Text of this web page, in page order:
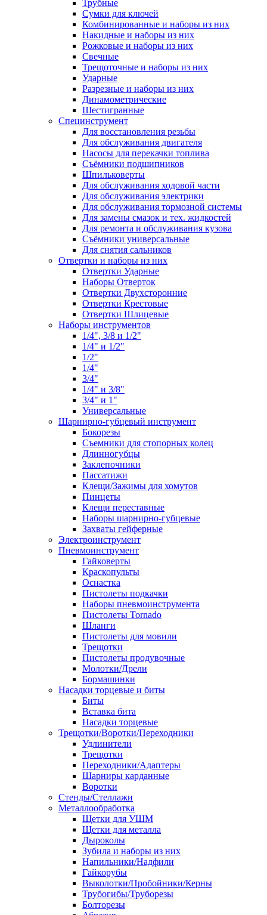
Трубные
Сумки для ключей
Комбинированные и наборы из них
Накидные и наборы из них
Рожковые и наборы из них
Свечные
Трещоточные и наборы из них
Ударные
Разрезные и наборы из них
Динамометрические
Шестигранные
Специнструмент
Для восстановления резьбы
Для обслуживания двигателя
Насосы для перекачки топлива
Съёмники подшипников
Шпильковерты
Для обслуживания ходовой части
Для обслуживания электрики
Для обслуживания тормозной системы
Для замены смазок и тех. жидкостей
Для ремонта и обслуживания кузова
Съёмники универсальные
Для снятия сальников
Отвертки и наборы из них
Отвертки Ударные
Наборы Отверток
Отвертки Двухсторонние
Отвертки Крестовые
Отвертки Шлицевые
Наборы инструментов
1/4", 3/8 и 1/2"
1/4" и 1/2"
1/2"
1/4"
3/4"
1/4" и 3/8"
3/4" и 1"
Универсальные
Шарнирно-губцевый инструмент
Бокорезы
Съемники для стопорных колец
Длинногубцы
Заклепочники
Пассатижи
Клещи/Зажимы для хомутов
Пинцеты
Клещи переставные
Наборы шарнирно-губцевые
Захваты гейферные
Электроинструмент
Пневмоинструмент
Гайковерты
Краскопульты
Оснастка
Пистолеты подкачки
Наборы пневмоинструмента
Пистолеты Tornado
Шланги
Пистолеты для мовили
Трещотки
Пистолеты продувочные
Молотки/Дрели
Бормашинки
Насадки торцевые и биты
Биты
Вставка бита
Насадки торцевые
Трещотки/Воротки/Переходники
Удлинители
Трещотки
Переходники/Адаптеры
Шарниры карданные
Воротки
Стенды/Стеллажи
Металлообработка
Щетки для УШМ
Щетки для металла
Дыроколы
Зубила и наборы из них
Напильники/Надфили
Гайкорубы
Выколотки/Пробойники/Керны
Трубогибы/Труборезы
Болторезы